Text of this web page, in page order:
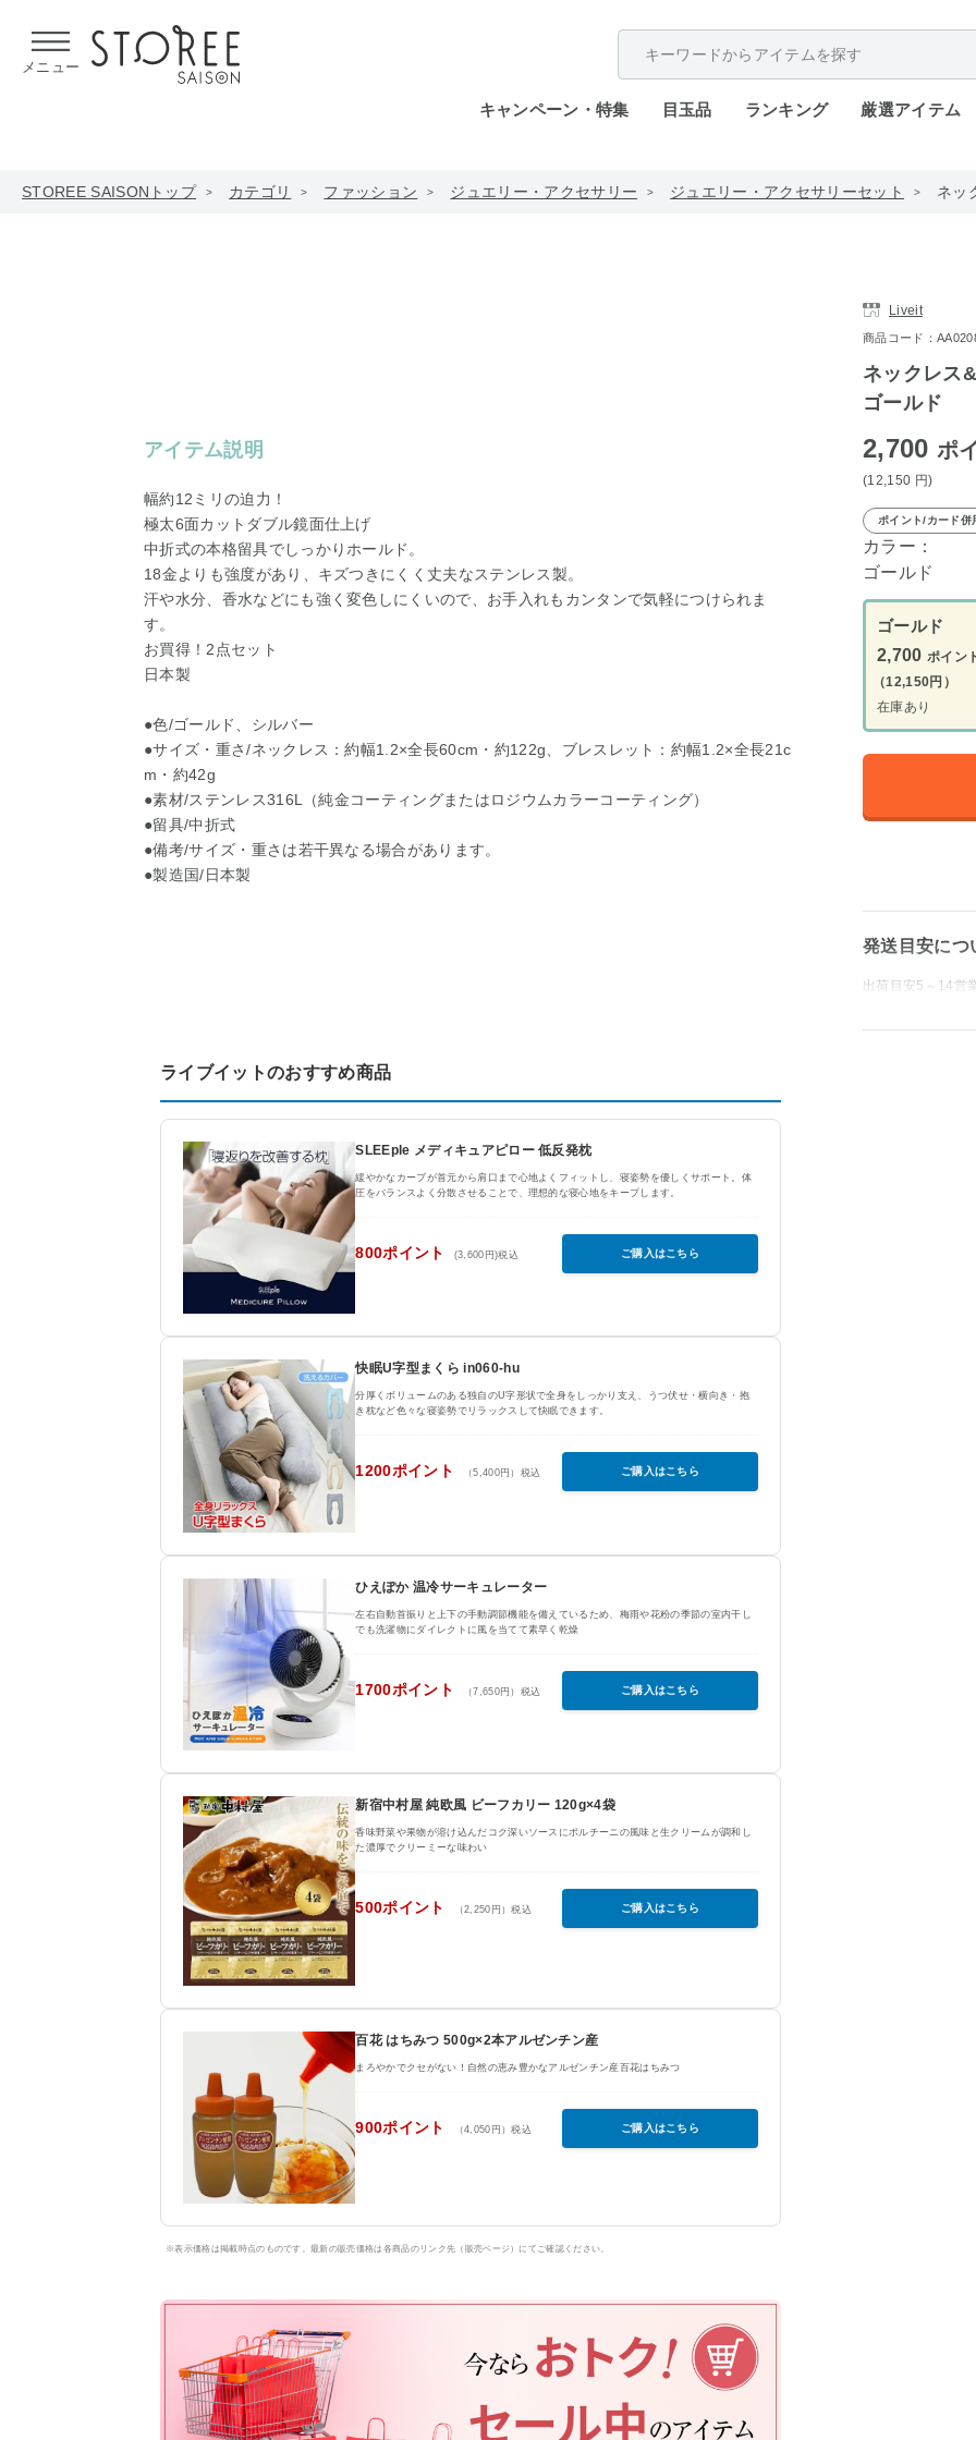
メニュー
キャンペーン・特集 目玉品 ランキング 厳選アイテム
STOREE SAISONトップ カテゴリ ファッション ジュエリー・アクセサリー ジュエリー・アクセサリーセット ネッ
アイテム説明
幅約12ミリの迫力！
極太6面カットダブル鏡面仕上げ
中折式の本格留具でしっかりホールド。
18金よりも強度があり、キズつきにくく丈夫なステンレス製。
汗や水分、香水などにも強く変色しにくいので、お手入れもカンタンで気軽につけられま
す。
お買得！2点セット
日本製
●色/ゴールド、シルバー
●サイズ・重さ/ネックレス：約幅1.2×全長60cm・約122g、ブレスレット：約幅1.2×全長21c
m・約42g
●素材/ステンレス316L（純金コーティングまたはロジウムカラーコーティング）
●留具/中折式
●備考/サイズ・重さは若干異なる場合があります。
●製造国/日本製
ライブイットのおすすめ商品
SLEEple メディキュアピロー 低反発枕
緩やかなカーブが首元から肩口まで心地よくフィットし、寝姿勢を優しくサポート。体
圧をバランスよく分散させることで、理想的な寝心地をキープします。
800ポイント (3,600円)税込 ご購入はこちら
快眠U字型まくら in060-hu
分厚くボリュームのある独自のU字形状で全身をしっかり支え、うつ伏せ・横向き・抱
き枕など色々な寝姿勢でリラックスして快眠できます。
1200ポイント （5,400円）税込 ご購入はこちら
ひえぽか 温冷サーキュレーター
左右自動首振りと上下の手動調節機能を備えているため、梅雨や花粉の季節の室内干し
でも洗濯物にダイレクトに風を当てて素早く乾燥
1700ポイント （7,650円）税込 ご購入はこちら
新宿中村屋 純欧風 ビーフカリー 120g×4袋
香味野菜や果物が溶け込んだコク深いソースにポルチーニの風味と生クリームが調和し
た濃厚でクリーミーな味わい
500ポイント （2,250円）税込 ご購入はこちら
百花 はちみつ 500g×2本アルゼンチン産
まろやかでクセがない！自然の恵み豊かなアルゼンチン産百花はちみつ
900ポイント （4,050円）税込 ご購入はこちら
※表示価格は掲載時点のものです。最新の販売価格は各商品のリンク先（販売ページ）にてご確認ください。
Liveit
商品コード：
ネックレス
ゴールド
2,700 ポ
(12,150 円)
ポイント/カード併
カラー：
ゴールド
ゴールド
2,700 ポイン
（12,150円）
在庫あり
発送目安につ
出荷目安5～14営